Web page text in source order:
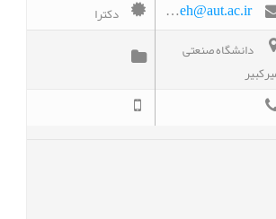
mirzadeh@aut.ac.ir
دکترا
دانشگاه صنعتی